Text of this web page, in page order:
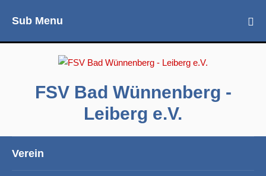
Sub Menu
FSV Bad Wünnenberg -
Leiberg e.V.
Verein